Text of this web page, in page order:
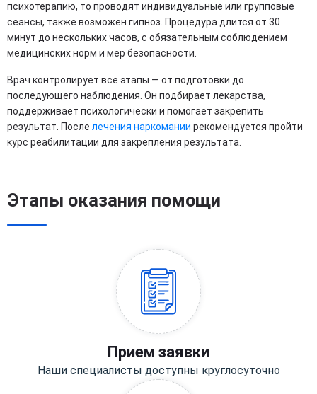
психотерапию, то проводят индивидуальные или групповые
сеансы, также возможен гипноз. Процедура длится от 30
минут до нескольких часов, с обязательным соблюдением
медицинских норм и мер безопасности.
Врач контролирует все этапы — от подготовки до
последующего наблюдения. Он подбирает лекарства,
поддерживает психологически и помогает закрепить
результат. После лечения наркомании рекомендуется пройти
курс реабилитации для закрепления результата.
Этапы оказания помощи
Прием заявки
Наши специалисты доступны круглосуточно